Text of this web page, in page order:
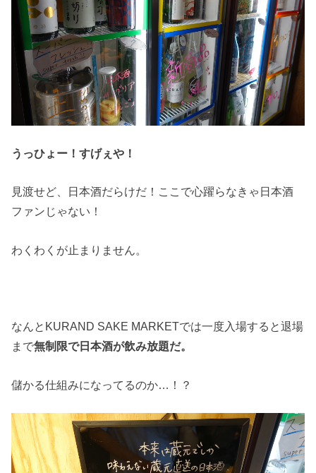
うっひょー！すげぇや！
見渡せど、日本酒だらけだ！ここで心躍らなきゃ日本酒
ファンじゃない！
わくわくが止まりません。
なんとKURAND SAKE MARKETでは一度入場すると退場
まで無制限で日本酒が飲み放題だ。
儲かる仕組みになってるのか…！？